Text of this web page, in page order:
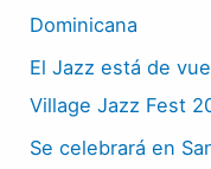
Dominicana
El Jazz está de
Village Jazz Fest
Se celebrará en